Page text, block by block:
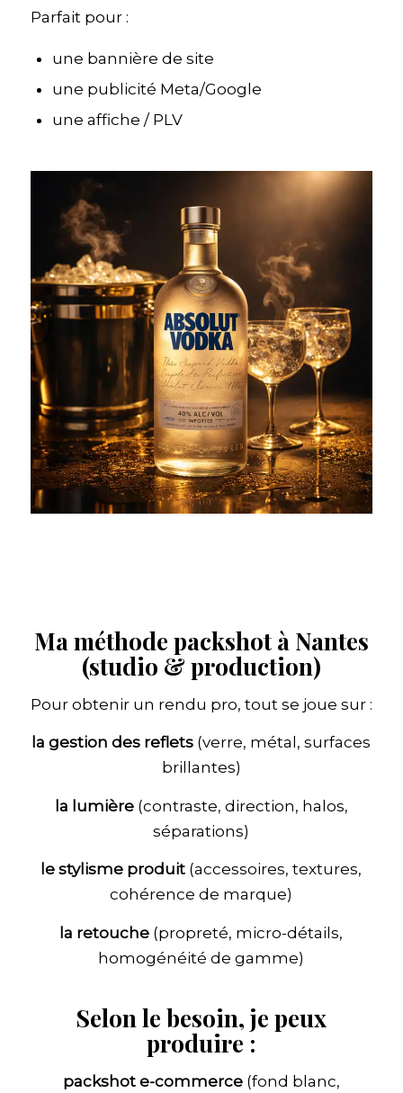
Parfait pour :
une bannière de site
une publicité Meta/Google
une affiche / PLV
Ma méthode packshot à Nantes
(studio & production)
Pour obtenir un rendu pro, tout se joue sur :
la gestion des reflets (verre, métal, surfaces
brillantes)
la lumière(contraste, direction, halos,
séparations)
le stylisme produit (accessoires, textures,
cohérence de marque)
la retouche (propreté, micro-détails,
homogénéité de gamme)
Selon le besoin, je peux
produire :
packshot e-commerce(fond blanc,